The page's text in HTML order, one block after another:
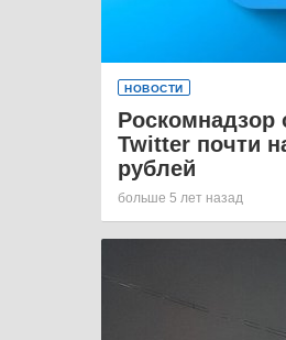
НОВОСТИ
Twitter почти
рублей
больше 5 лет назад